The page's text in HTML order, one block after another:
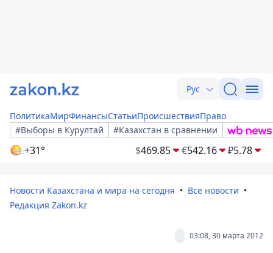
Рус
ПолитикаМирФинансыСтатьиПроисшествияПраво
#Выборы в Курултай
#Казахстан в сравнении
+31° $469.85 €542.16 ₽5.78
Новости Казахстана и мира на сегодня
Все новости
Редакция Zakon.kz
03:08, 30 марта 2012